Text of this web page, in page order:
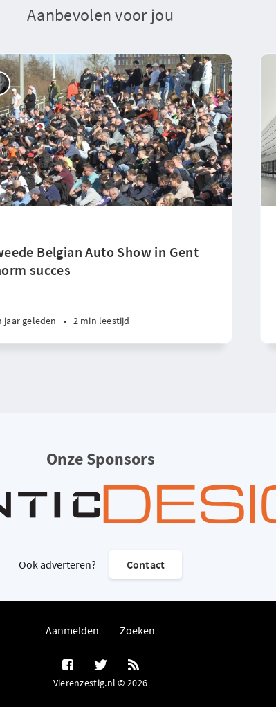
Aanbevolen voor jou
Belgian Auto Show in Gent
succes
jaar geleden • 2 min leestijd
Onze Sponsors
Ook adverteren? Contact
Aanmelden Zoeken
Vierenzestig.nl © 2026